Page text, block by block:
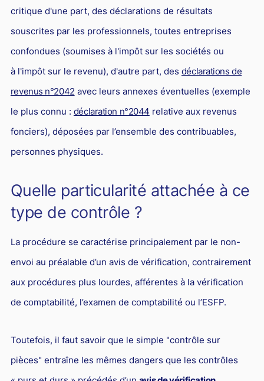
Droit de la réparation et du dommage corporel
Droit du sport
critique d'une part, des déclarations de résultats
souscrites par les professionnels, toutes entreprises
confondues (soumises à l'impôt sur les sociétés ou
à l'impôt sur le revenu), d'autre part, des déclarations de
revenus n°2042 avec leurs annexes éventuelles (exemple
le plus connu : déclaration n°2044 relative aux revenus
fonciers), déposées par l’ensemble des contribuables,
personnes physiques.
Quelle particularité attachée à ce
type de contrôle ?
La procédure se caractérise principalement par le non-
envoi au préalable d’un avis de vérification, contrairement
aux procédures plus lourdes, afférentes à la vérification
de comptabilité, l’examen de comptabilité ou l’ESFP.
Toutefois, il faut savoir que le simple "contrôle sur
pièces" entraîne les mêmes dangers que les contrôles